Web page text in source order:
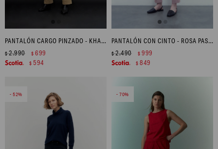
PANTALÓN CARGO PINZADO - KHAKI
$2.990 $ 699
$ 594
PANTALÓN CON CINTO - ROSA PASTEL
$2.490 $ 999
$ 849
52 70